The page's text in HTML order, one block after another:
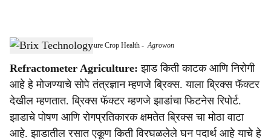
a
r
e
Brix Technology Helps Measure Crop Health -Agrowon
Refractometer Agriculture: झाड किती काटक आणि निरोगी
आहे हे मोजण्याचे सोपे तंत्रज्ञान म्हणजे ब्रिक्स. याला ब्रिक्स फॅक्टर
देखील म्हणतात. ब्रिक्स फॅक्टर म्हणजे झाडांचा फिटनेस रिपोर्ट.
झाडाचे पोषण आणि रोगप्रतिकारक क्षमतेत ब्रिक्स चा मोठा वाटा
आहे. झाडातील रसात एकूण किती विरघळलेले घन पदार्थ आहे याचे हे